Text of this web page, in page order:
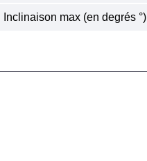
Inclinaison max (en degrés °)